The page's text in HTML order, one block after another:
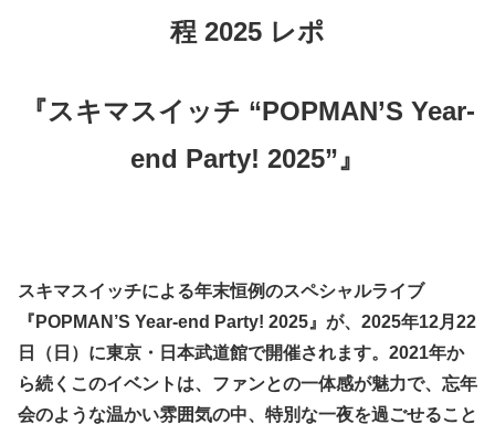
程 2025 レポ
『スキマスイッチ “POPMAN’S Year-
end Party! 2025”』
スキマスイッチによる年末恒例のスペシャルライブ
『POPMAN’S Year-end Party! 2025』が、2025年12月22
日（日）に東京・日本武道館で開催されます。​2021年か
ら続くこのイベントは、ファンとの一体感が魅力で、忘年
会のような温かい雰囲気の中、特別な一夜を過ごせること